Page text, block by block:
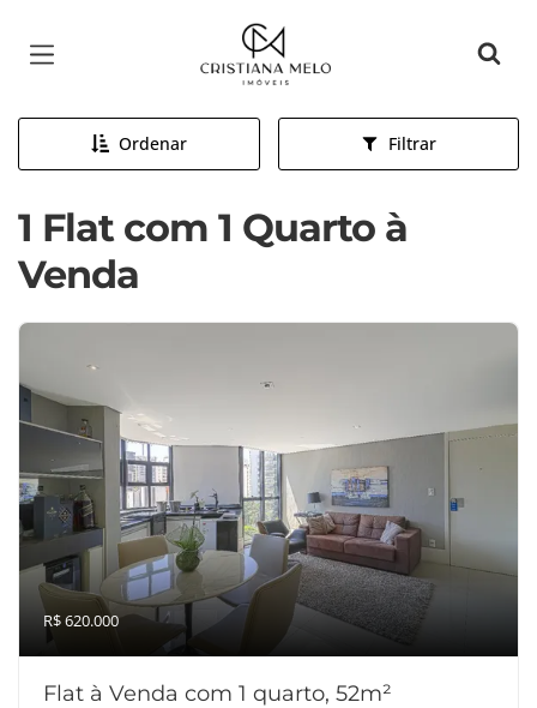
Página inicial
Ordenar Filtrar
1 Flat com 1 Quarto à
Venda
R$ 620.000
Flat à Venda com 1 quarto, 52m²